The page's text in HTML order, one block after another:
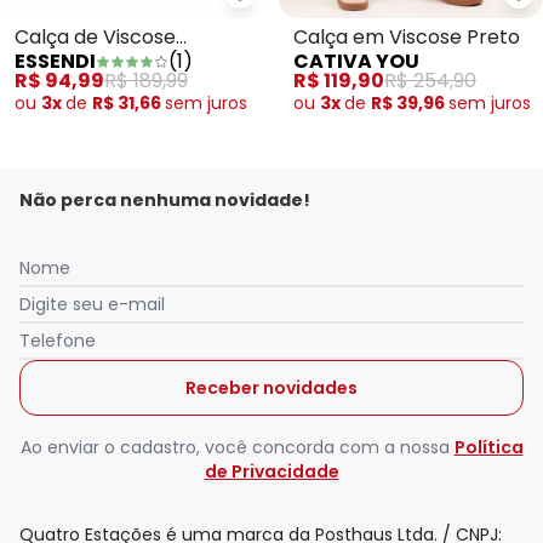
Essendi - Calça de Viscose
Calça de Viscose
Feminino Azul
ESSENDI (1)
R$ 94,99R$ 189,99
ou 3xde R$ 31,66sem juros
Calça em Viscose Preto
CATIVA YOU
R$ 119,90R$ 254,90
ou 3xde R$ 39,96sem juros
Não perca nenhuma novidade!
Nome
Digite seu e-mail
Telefone
Receber novidades
Ao enviar o cadastro, você concorda com a nossa Política
de Privacidade
Quatro Estações é uma marca da Posthaus Ltda. / CNPJ: